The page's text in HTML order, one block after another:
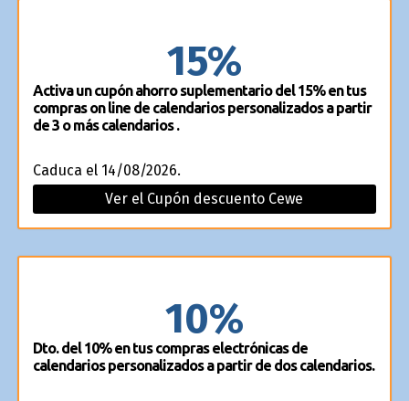
15%
Activa un cupón ahorro suplementario del 15% en tus
compras on line de calendarios personalizados a partir
de 3 o más calendarios .
Caduca el 14/08/2026.
Ver el Cupón descuento Cewe
10%
Dto. del 10% en tus compras electrónicas de
calendarios personalizados a partir de dos calendarios.